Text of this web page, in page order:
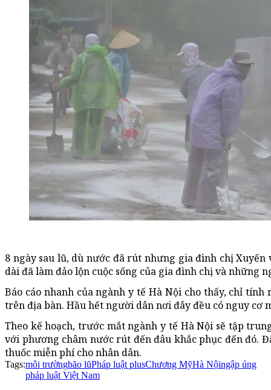
8 ngày sau lũ, dù nước đã rút nhưng gia đình chị
dài đã làm đảo lộn cuộc sống của gia đình chị và những
Báo cáo nhanh của ngành y tế Hà Nội cho thấy, chỉ
trên địa bàn. Hầu hết người dân nơi đây đều có nguy cơ
Theo kế hoạch, trước mắt ngành y tế Hà Nội sẽ tập
với phương châm nước rút đến đâu khắc phục đến đó.
thuốc miễn phí cho nhân dân.
Tags:môi trườngbão lũPháp luật plusChương MỹHà Nộingập úng
pháp luật Việt Nam